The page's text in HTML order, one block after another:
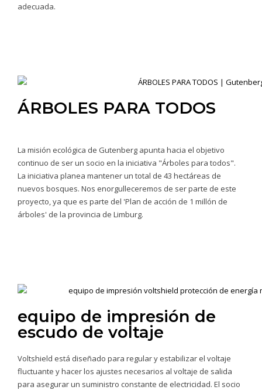
adecuada.
ÁRBOLES PARA TODOS
La misión ecológica de Gutenberg apunta hacia el objetivo
continuo de ser un socio en la iniciativa "Árboles para todos".
La iniciativa planea mantener un total de 43 hectáreas de
nuevos bosques. Nos enorgulleceremos de ser parte de este
proyecto, ya que es parte del 'Plan de acción de 1 millón de
árboles' de la provincia de Limburg.
equipo de impresión de
escudo de voltaje
Voltshield está diseñado para regular y estabilizar el voltaje
fluctuante y hacer los ajustes necesarios al voltaje de salida
para asegurar un suministro constante de electricidad. El socio